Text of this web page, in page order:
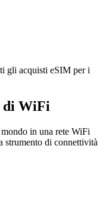
gli acquisti eSIM per i
di WiFi
in una rete WiFi
strumento di connettività